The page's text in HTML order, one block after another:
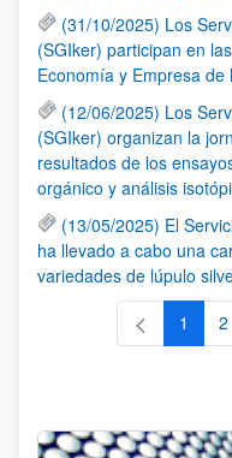
(31/10/2025) Los
(SGIker) participan en
Economía y Empresa de
(12/06/2025) Los
(SGIker) organizan la
resultados de los
orgánico y análisis
(13/05/2025) El
ha llevado a cabo una
variedades de lúpulo
Página
1 2